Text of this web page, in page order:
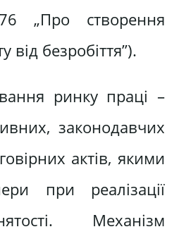
„Про створення
від безробіття”).
ринку праці –
законодавчих
актів, якими
при реалізації
Механізм